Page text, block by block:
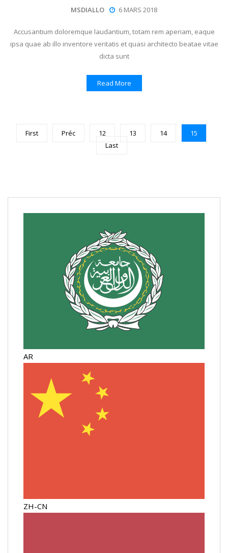
MSDIALLO 6 MARS 2018
Accusantium doloremque laudantium, totam rem aperiam, eaque
ipsa quae ab illo inventore veritatis et quasi architecto beatae vitae
dicta sunt
Read More
First Préc 12 13 14
15
Last
AR
ZH-CN